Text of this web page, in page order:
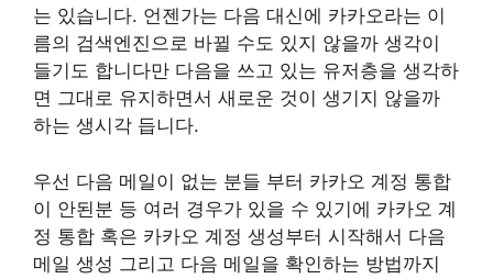
는 있습니다. 언젠가는 다음 대신에 카카오라는 이
름의 검색엔진으로 바뀔 수도 있지 않을까 생각이
들기도 합니다만 다음을 쓰고 있는 유저층을 생각하
면 그대로 유지하면서 새로운 것이 생기지 않을까
하는 생시각 듭니다.
우선 다음 메일이 없는 분들 부터 카카오 계정 통합
이 안된분 등 여러 경우가 있을 수 있기에 카카오 계
정 통합 혹은 카카오 계정 생성부터 시작해서 다음
메일 생성 그리고 다음 메일을 확인하는 방법까지